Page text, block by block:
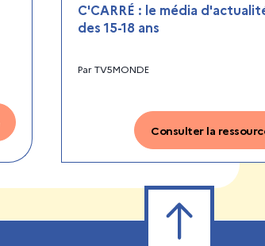
C'CARRÉ : le média
des 15-18 ans
ParTV5MONDE
Consulter la